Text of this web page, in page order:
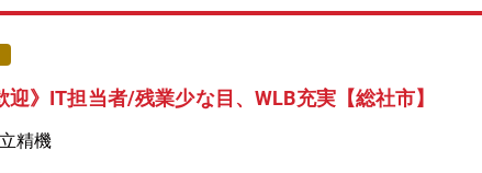
迎》IT担当者/残業少な目、WLB充実【総社市】
精機